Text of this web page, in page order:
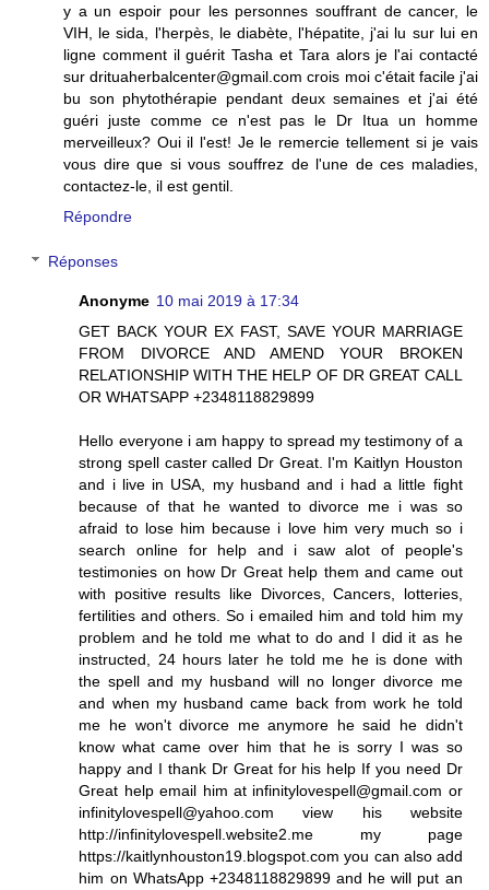
y a un espoir pour les personnes souffrant de cancer, le
VIH, le sida, l'herpès, le diabète, l'hépatite, j'ai lu sur lui en
ligne comment il guérit Tasha et Tara alors je l'ai contacté
sur drituaherbalcenter@gmail.com crois moi c'était facile j'ai
bu son phytothérapie pendant deux semaines et j'ai été
guéri juste comme ce n'est pas le Dr Itua un homme
merveilleux? Oui il l'est! Je le remercie tellement si je vais
vous dire que si vous souffrez de l'une de ces maladies,
contactez-le, il est gentil.
Répondre
Réponses
Anonyme 10 mai 2019 à 17:34
GET BACK YOUR EX FAST, SAVE YOUR MARRIAGE
FROM DIVORCE AND AMEND YOUR BROKEN
RELATIONSHIP WITH THE HELP OF DR GREAT CALL
OR WHATSAPP +2348118829899
Hello everyone i am happy to spread my testimony of a
strong spell caster called Dr Great. I'm Kaitlyn Houston
and i live in USA, my husband and i had a little fight
because of that he wanted to divorce me i was so
afraid to lose him because i love him very much so i
search online for help and i saw alot of people's
testimonies on how Dr Great help them and came out
with positive results like Divorces, Cancers, lotteries,
fertilities and others. So i emailed him and told him my
problem and he told me what to do and I did it as he
instructed, 24 hours later he told me he is done with
the spell and my husband will no longer divorce me
and when my husband came back from work he told
me he won't divorce me anymore he said he didn't
know what came over him that he is sorry I was so
happy and I thank Dr Great for his help If you need Dr
Great help email him at infinitylovespell@gmail.com or
infinitylovespell@yahoo.com view his website
http://infinitylovespell.website2.me my page
https://kaitlynhouston19.blogspot.com you can also add
him on WhatsApp +2348118829899 and he will put an